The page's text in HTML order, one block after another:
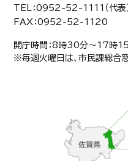
TEL：0952-52-1111（代表
FAX：0952-52-1120
開庁時間：8時30分〜17時15
※毎週火曜日は、市民課総合